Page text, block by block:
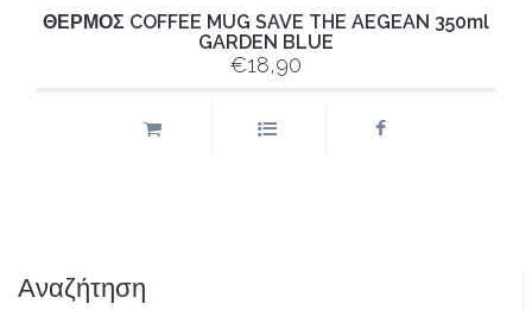
ΘΕΡΜΟΣ COFFEE MUG SAVE THE AEGEAN 350ml
GARDEN BLUE
€18,90
Αναζήτηση